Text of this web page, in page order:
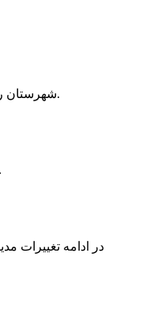
شهرستان رستم با شعار «حال خوش کتابخوانی، در سرزمین زرد طلایی رستم» و هماهنگی و همکاری همه دستگاه های فرهنگی و مردم آمادگی خود را برای نامزدی پایخت کتاب ایران اعلام کرد.
در این بازدید موارد نقص پروژه توسط عوامل فنی مشخص و جهت رفع نقص برای رسیدن به مرحله تجهیز کتابخانه به مهران ضرغامی واگذار گردید که در اسرع وقت کار تحویل گردد.